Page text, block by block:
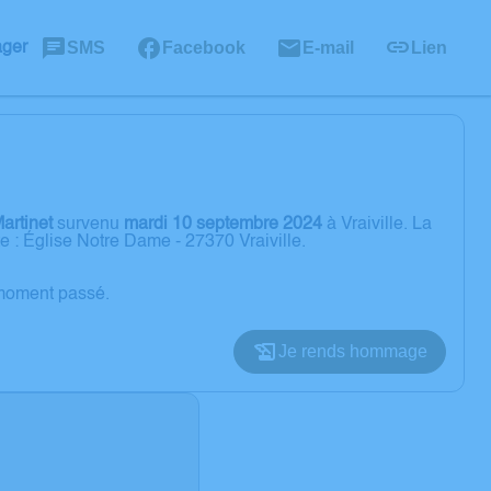
SMS Facebook E-mail Lien
survenu mardi 10 septembre 2024 à Vraiville. La
: Église Notre Dame - 27370 Vraiville.
passé.
Je rends hommage